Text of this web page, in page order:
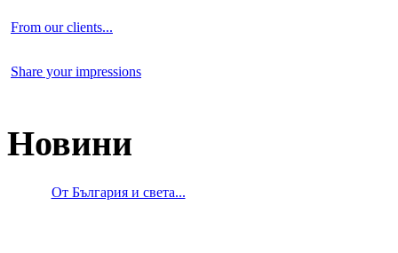
From our clients...
Share your impressions
Новини
От България и света...